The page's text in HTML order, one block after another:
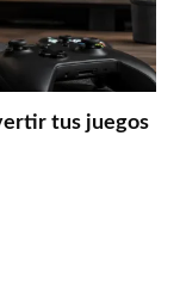
tus juegos